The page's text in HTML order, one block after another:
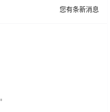
您有条新消息